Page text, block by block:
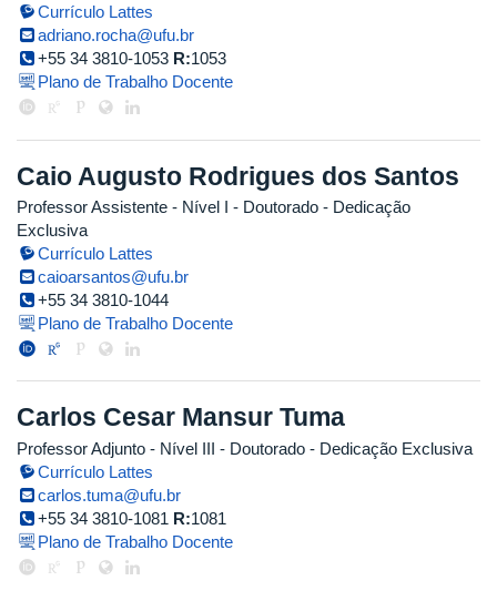
Currículo Lattes
adriano.rocha@ufu.br
+55 34 3810-1053 R:1053
Plano de Trabalho Docente
Caio Augusto Rodrigues dos Santos
Professor Assistente - Nível I - Doutorado - Dedicação
Exclusiva
Currículo Lattes
caioarsantos@ufu.br
+55 34 3810-1044
Plano de Trabalho Docente
Carlos Cesar Mansur Tuma
Professor Adjunto - Nível III - Doutorado - Dedicação Exclusiva
Currículo Lattes
carlos.tuma@ufu.br
+55 34 3810-1081 R:1081
Plano de Trabalho Docente